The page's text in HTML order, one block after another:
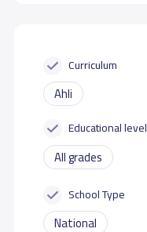
Curriculum
Ahli
Educational level
All grades
School Type
National